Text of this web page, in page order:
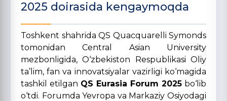
2025 doirasida kengaymoqda
Toshkent shahrida QS Quacquarelli Symonds
tomonidan Central Asian University
mezbonligida, O‘zbekiston Respublikasi Oliy
ta’lim, fan va innovatsiyalar vazirligi ko‘magida
tashkil etilgan QS Eurasia Forum 2025 bo‘lib
o‘tdi. Forumda Yevropa va Markaziy Osiyodagi